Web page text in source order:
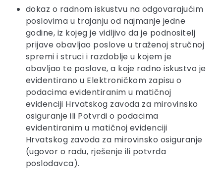
dokaz o radnom iskustvu na odgovarajućim
poslovima u trajanju od najmanje jedne
godine, iz kojeg je vidljivo da je podnositelj
prijave obavljao poslove u traženoj stručnoj
spremi i struci i razdoblje u kojem je
obavljao te poslove, a koje radno iskustvo je
evidentirano u Elektroničkom zapisu o
podacima evidentiranim u matičnoj
evidenciji Hrvatskog zavoda za mirovinsko
osiguranje ili Potvrdi o podacima
evidentiranim u matičnoj evidenciji
Hrvatskog zavoda za mirovinsko osiguranje
(ugovor o radu, rješenje ili potvrda
poslodavca).